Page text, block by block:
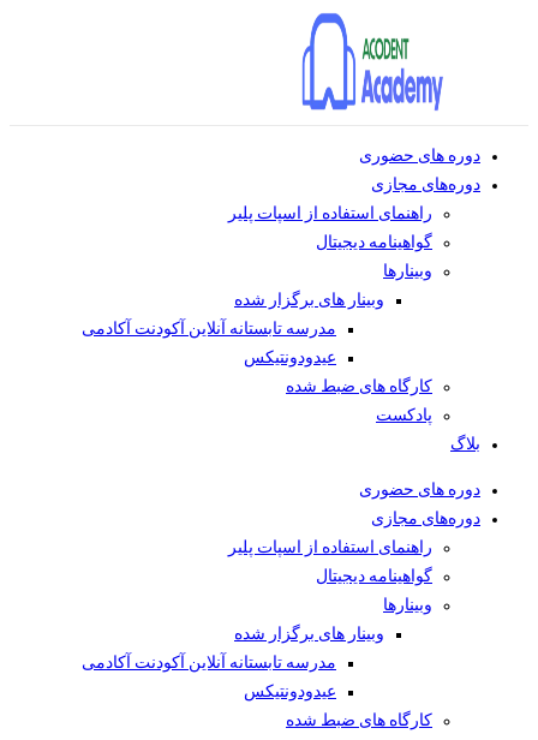
دوره های حضوری
دوره‌های مجازی
راهنمای استفاده از اسپات پلیر
گواهینامه دیجیتال
وبینار‌ها
وبینار های برگزار شده
مدرسه تابستانه آنلاین آکودنت آکادمی
عیدودونتیکس
کارگاه های ضبط شده
پادکست
بلاگ
دوره های حضوری
دوره‌های مجازی
راهنمای استفاده از اسپات پلیر
گواهینامه دیجیتال
وبینار‌ها
وبینار های برگزار شده
مدرسه تابستانه آنلاین آکودنت آکادمی
عیدودونتیکس
کارگاه های ضبط شده